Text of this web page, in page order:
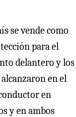
se vende como
para el
delantero y los
en el
en
y en ambos